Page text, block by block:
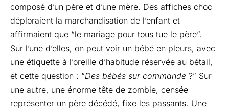
composé d’un père et d’une mère. Des affiches choc
déploraient la marchandisation de l’enfant et
affirmaient que “le mariage pour tous tue le père”.
Sur l’une d’elles, on peut voir un bébé en pleurs, avec
une étiquette à l’oreille d’habitude réservée au bétail,
et cette question : “Des bébés sur commande ?” Sur
une autre, une énorme tête de zombie, censée
représenter un père décédé, fixe les passants. Une